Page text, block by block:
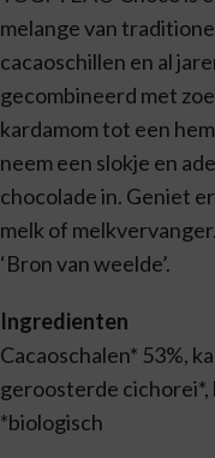
melange van
cacaoschillen en al
gecombineerd met
kardamom tot een
neem een slokje en
chocolade in. Geniet
melk of
‘Bron van weelde’.
Ingredienten
Cacaoschalen* 53%,
geroosterde
*biologisch